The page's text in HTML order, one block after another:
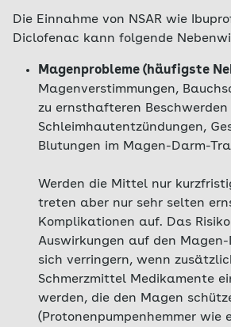
Die Einnahme von NSAR wie
Diclofenac kann folgende
Magenprobleme (häufigste
Magenverstimmungen,
zu ernsthafteren Beschwerden
Schleimhautentzündungen,
Blutungen im Magen-Darm-
Werden die Mittel nur
treten aber nur sehr selten
Komplikationen auf. Das
Auswirkungen auf den
sich verringern, wenn
Schmerzmittel Medikamente
werden, die den Magen
(Protonenpumpenhemmer wie